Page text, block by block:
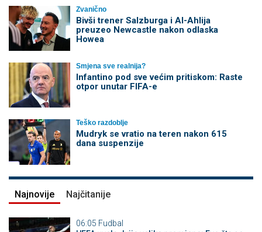
Zvanično
Bivši trener Salzburga i Al-Ahlija
preuzeo Newcastle nakon odlaska
Howea
Smjena sve realnija?
Infantino pod sve većim pritiskom: Raste
otpor unutar FIFA-e
Teško razdoblje
Mudryk se vratio na teren nakon 615
dana suspenzije
Najnovije Najčitanije
06:05 Fudbal